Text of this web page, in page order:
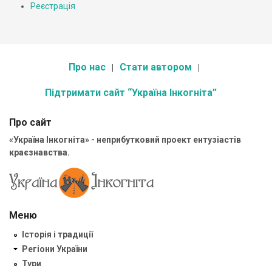
Реєстрація
Про нас Стати автором
Підтримати сайт “Україна Інкогніта”
Про сайт
«Україна Інкогніта» - неприбутковий проект ентузіастів
краєзнавства.
Меню
Історія і традиції
Регіони України
Тури